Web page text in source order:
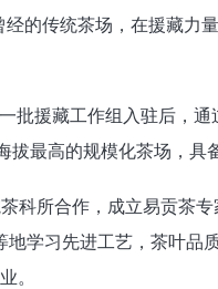
的传统茶场，在援藏力
批援藏工作组入驻后，
最高的规模化茶场，具
科所合作，成立易贡茶
学习先进工艺，茶叶品
。